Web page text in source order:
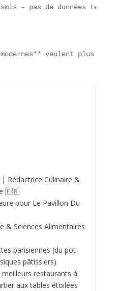
– pas de données
modernes** veulent
Rédactrice Culinaire &
🇫🇷
pour Le Pavillon Du
& Sciences Alimentaires
parisiennes (du pot-
pâtissiers)
restaurants à
aux tables étoilées